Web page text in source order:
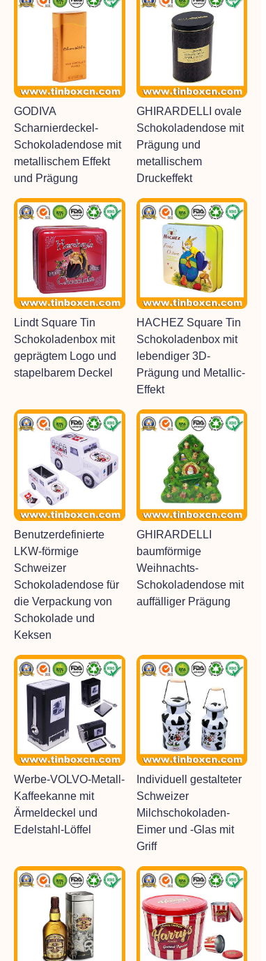
GODIVA
Scharnierdeckel-
Schokoladendose mit
metallischem Effekt
und Prägung
GHIRARDELLI ovale
Schokoladendose mit
Prägung und
metallischem
Druckeffekt
Lindt Square Tin
Schokoladenbox mit
geprägtem Logo und
stapelbarem Deckel
HACHEZ Square Tin
Schokoladenbox mit
lebendiger 3D-
Prägung und Metallic-
Effekt
Benutzerdefinierte
LKW-förmige
Schweizer
Schokoladendose für
die Verpackung von
Schokolade und
Keksen
GHIRARDELLI
baumförmige
Weihnachts-
Schokoladendose mit
auffälliger Prägung
Werbe-VOLVO-Metall-
Kaffeekanne mit
Ärmeldeckel und
Edelstahl-Löffel
Individuell gestalteter
Schweizer
Milchschokoladen-
Eimer und -Glas mit
Griff